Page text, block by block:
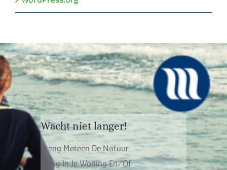
Wacht niet langer!
Breng Meteen De Natuur
Terug In Je Woning En/of